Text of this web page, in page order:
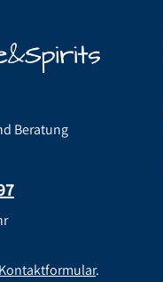
Beratung
Kontaktformular.